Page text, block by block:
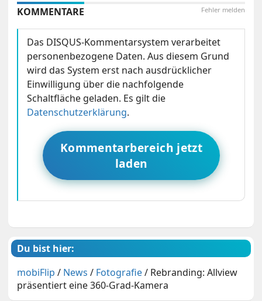
Fehler melden
KOMMENTARE
Das DISQUS-Kommentarsystem verarbeitet
personenbezogene Daten. Aus diesem Grund
wird das System erst nach ausdrücklicher
Einwilligung über die nachfolgende
Schaltfläche geladen. Es gilt die
Datenschutzerklärung.
Kommentarbereich jetzt
laden
Du bist hier:
mobiFlip / News / Fotografie/ Rebranding: Allview
präsentiert eine 360-Grad-Kamera